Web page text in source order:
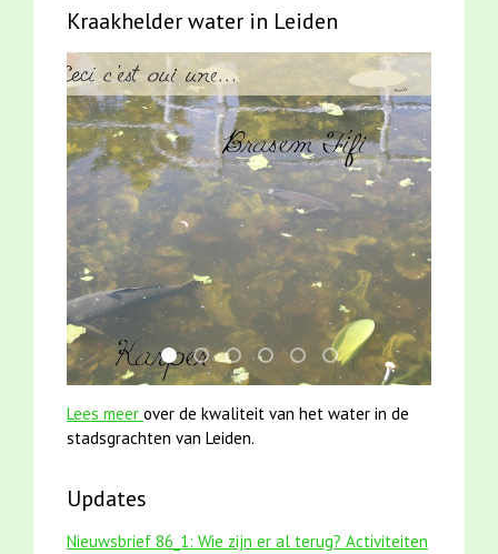
Kraakhelder water in Leiden
smoelenboek fifi en karper nieuwsbrief-
karper met kattenklimtouw
mei2021 watervogelmethode fuut
jun2021 28 brasem en
mei2021 1 snoekje elly
jun2021 zaklv 5
Lees meer over de kwaliteit van het water in de
stadsgrachten van Leiden.
Updates
Nieuwsbrief 86_1: Wie zijn er al terug? Activiteiten